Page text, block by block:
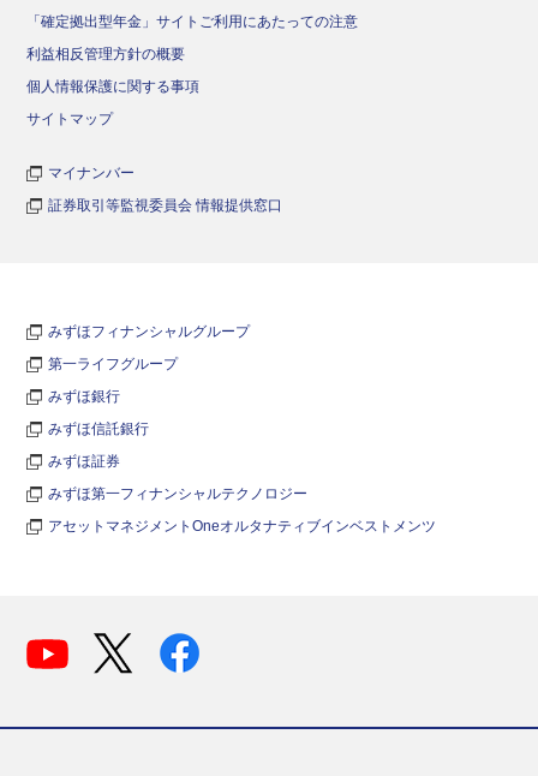
「確定拠出型年金」サイトご利用にあたっての注意
利益相反管理方針の概要
個人情報保護に関する事項
サイトマップ
マイナンバー
証券取引等監視委員会 情報提供窓口
みずほフィナンシャルグループ
第一ライフグループ
みずほ銀行
みずほ信託銀行
みずほ証券
みずほ第一フィナンシャルテクノロジー
アセットマネジメントOneオルタナティブインベストメンツ